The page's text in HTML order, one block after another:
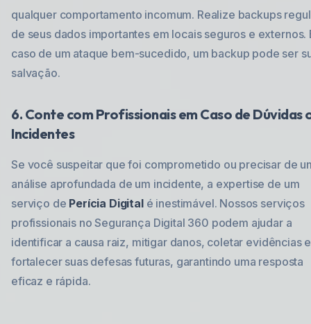
qualquer comportamento incomum. Realize backups
de seus dados importantes em locais seguros e externos.
caso de um ataque bem-sucedido, um backup pode ser
salvação.
6. Conte com Profissionais em Caso de Dúvidas
Incidentes
Se você suspeitar que foi comprometido ou precisar de
análise aprofundada de um incidente, a expertise de um
serviço de Perícia Digitalé inestimável. Nossos serviços
profissionais no Segurança Digital 360 podem ajudar a
identificar a causa raiz, mitigar danos, coletar evidências e
fortalecer suas defesas futuras, garantindo uma resposta
eficaz e rápida.